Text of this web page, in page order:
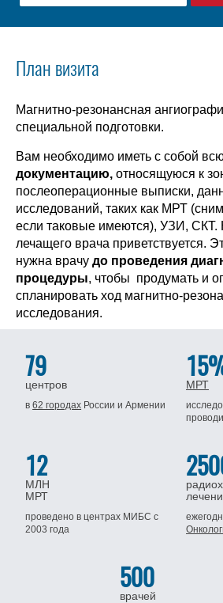
План визита
Магнитно-резонансная
специальной подготовки.
Вам необходимо иметь с собой
документацию, относящуюся к
послеоперационные выписки,
исследований, таких как МРТ
если таковые имеются), УЗИ, СКТ.
лечащего врача приветствуется.
нужна врачу до проведения
процедуры, чтобы продумать и
спланировать ход магнитно-
исследования.
79
центров
в62 городах Россиии Армении
МРТ
12
МЛН
МРТ
проведено в центрах МИБСс
2003 года
500
врачей